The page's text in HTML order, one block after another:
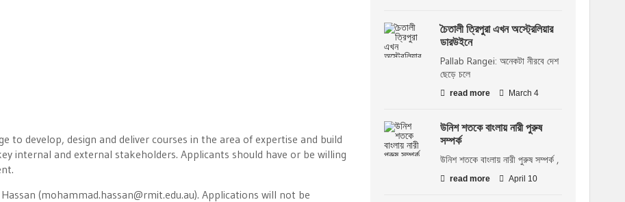
to develop, design and deliver courses in the area of expertise and build
internal and external stakeholders. Applicants should have or be willing
(mohammad.hassan@rmit.edu.au). Applications will not be
চৈতালী ত্রিপুরা এখন অস্ট্রেলিয়ার
ডারউইনে
Pallab Rangei: অনেকটা নীরবে দেশ
ছেড়ে চলে
read more March 4
উনিশ শতকে বাংলায় নারী পুরুষ
সম্পর্ক
উনিশ শতকে বাংলায় নারী পুরুষ সম্পর্ক ,
read more April 10